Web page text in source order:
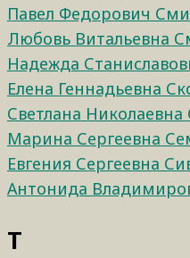
Павел Федорович
Любовь Витальевна
Надежда
Елена Геннадьевна
Светлана Николаевна
Марина Сергеевна
Евгения Сергеевна
Антонида
Т